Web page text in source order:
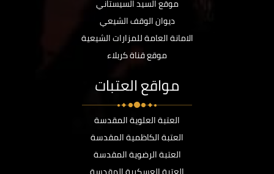
موقع السيد السيستاني
ديوان الوقف الشيعي
الامانة العامة للمزارات الشيعية
موقع قناة كربلاء
مواقع العتبات
العتبة العلوية المقدسة
العتبة الكاظمية المقدسة
العتبة الرضوية المقدسة